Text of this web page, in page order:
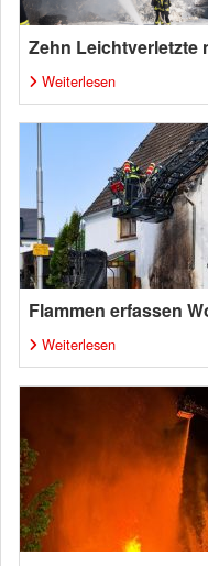
Zehn Leichtverletzte
Weiterlesen
Flammen erfassen
Weiterlesen